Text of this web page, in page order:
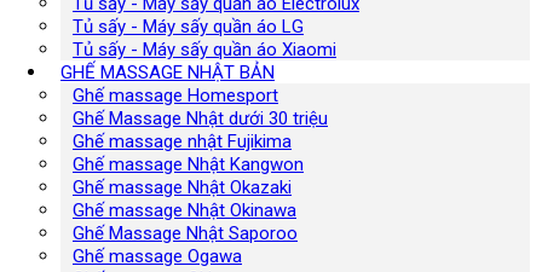
Tủ sấy - Máy sấy quần áo LG
Tủ sấy - Máy sấy quần áo Xiaomi
GHẾ MASSAGE NHẬT BẢN
Ghế massage Homesport
Ghế Massage Nhật dưới 30 triệu
Ghế massage nhật Fujikima
Ghế massage Nhật Kangwon
Ghế massage Nhật Okazaki
Ghế massage Nhật Okinawa
Ghế Massage Nhật Saporoo
Ghế massage Ogawa